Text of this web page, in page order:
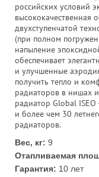
российских условий
высококачественная
двухступенчатой
(при полном
напыление
обеспечивает
и улучшенные
получить тепло и
радиаторов в нишах
радиатор Global
и более чем 30
радиаторов.
Вес, кг: 9
Отапливаемая
Гарантия: 10 лет